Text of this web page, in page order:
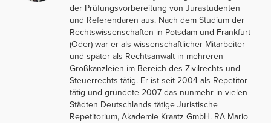
der Prüfungsvorbereitung von Jurastudenten
und Referendaren aus. Nach dem Studium der
Rechtswissenschaften in Potsdam und Frankfurt
(Oder) war er als wissenschaftlicher Mitarbeiter
und später als Rechtsanwalt in mehreren
Großkanzleien im Bereich des Zivilrechts und
Steuerrechts tätig. Er ist seit 2004 als Repetitor
tätig und gründete 2007 das nunmehr in vielen
Städten Deutschlands tätige Juristische
Repetitorium, Akademie Kraatz GmbH. RA Mario